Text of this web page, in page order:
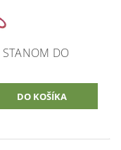
STANOM DO